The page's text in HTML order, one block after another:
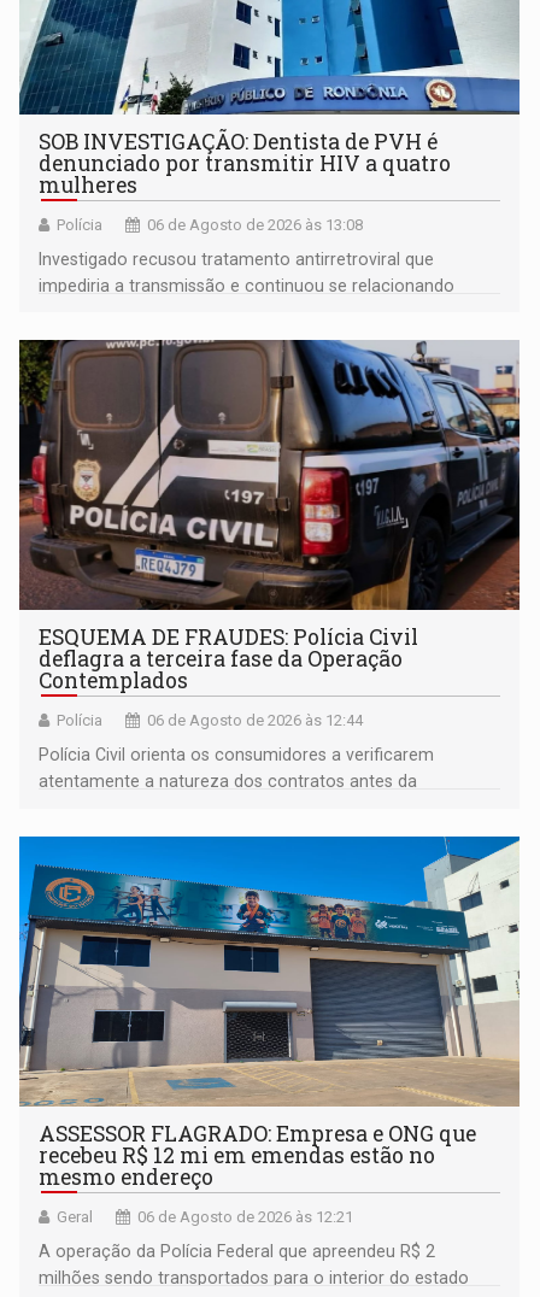
SOB INVESTIGAÇÃO: Dentista de PVH é
denunciado por transmitir HIV a quatro
mulheres
Polícia 06 de Agosto de 2026 às 13:08
Investigado recusou tratamento antirretroviral que
impediria a transmissão e continuou se relacionando
ESQUEMA DE FRAUDES: Polícia Civil
deflagra a terceira fase da Operação
Contemplados
Polícia 06 de Agosto de 2026 às 12:44
Polícia Civil orienta os consumidores a verificarem
atentamente a natureza dos contratos antes da
ASSESSOR FLAGRADO: Empresa e ONG que
recebeu R$ 12 mi em emendas estão no
mesmo endereço
Geral 06 de Agosto de 2026 às 12:21
A operação da Polícia Federal que apreendeu R$ 2
milhões sendo transportados para o interior do estado